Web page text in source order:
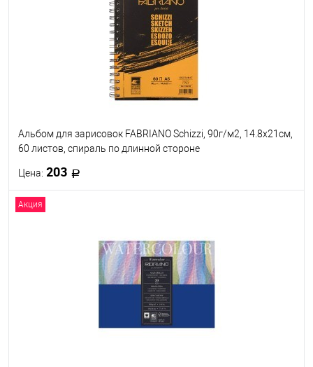
Альбом для зарисовок FABRIANO Schizzi, 90г/м2, 14.8x21см,
60 листов, спираль по длинной стороне
Цена: 203
Под заказ
Акция